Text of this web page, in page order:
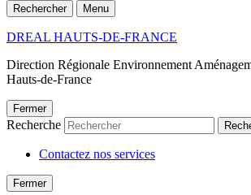
Rechercher Menu
DREAL HAUTS-DE-FRANCE
Direction Régionale Environnement
Hauts-de-France
Fermer
Recherche
Contactez nos services
Fermer